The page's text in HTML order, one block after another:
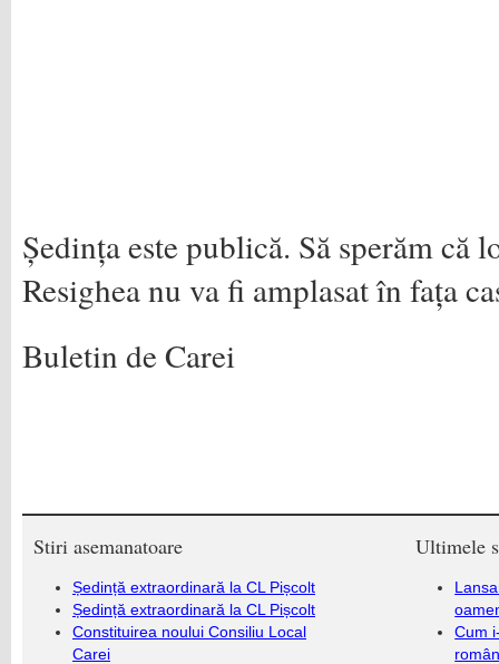
Ședința este publică. Să sperăm că
Resighea nu va fi amplasat în fața
Buletin de Carei
Stiri asemanatoare
Ședință extraordinară la CL Pișcolt
Ședință extraordinară la CL Pișcolt
Constituirea noului Consiliu Local
Carei
Ultimele
Cum